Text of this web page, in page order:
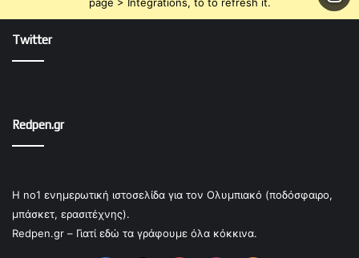
Twitter
Redpen.gr
Η no1 ενημερωτική ιστοσελίδα για τον Ολυμπιακό (ποδόσφαιρο,
μπάσκετ, ερασιτέχνης).
Redpen.gr – Γιατί εδώ τα γράφουμε όλα κόκκινα.